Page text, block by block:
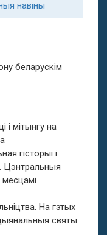
навіны
беларускім
і мітынгу на
гісторыі і
Цэнтральныя
На гэтых
святы.